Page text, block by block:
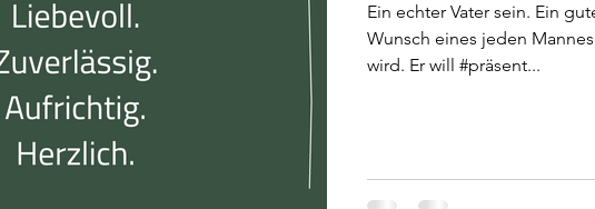
Ein echter Vater sein. Ein
Wunsch eines jeden
wird. Er will #präsent...